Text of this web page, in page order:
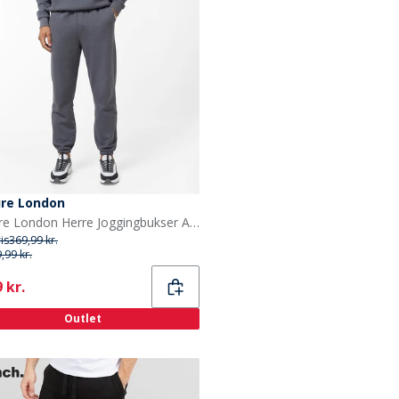
London
Closure London Herre Joggingbukser Afslappet Pasform Koksgrå
369,99 kr.
kr.
kr.
Outlet